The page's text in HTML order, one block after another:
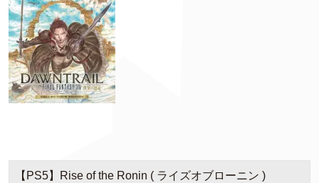
【PS5】Rise of the Ronin ( ライズオブローニン )